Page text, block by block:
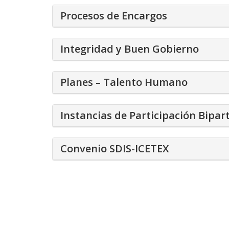
Procesos de Encargos
Integridad y Buen Gobierno
Planes – Talento Humano
Instancias de Participación
Convenio SDIS-ICETEX